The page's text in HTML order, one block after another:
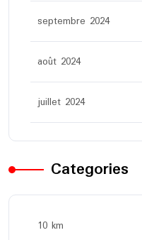
septembre 2024
août 2024
juillet 2024
Categories
10 km